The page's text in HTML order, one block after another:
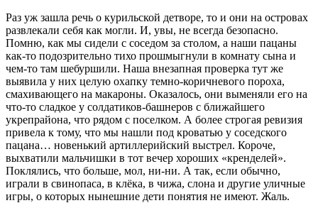
Раз уж зашла речь о курильской детворе, то и они на островах
развлекали себя как могли. И, увы, не всегда безопасно.
Помню, как мы сидели с соседом за столом, а наши пацаны
как-то подозрительно тихо прошмыгнули в комнату сына и
чем-то там шебуршили. Наша внезапная проверка тут же
выявила у них целую охапку темно-коричневого пороха,
смахивающего на макароны. Оказалось, они выменяли его на
что-то сладкое у солдатиков-башнеров с ближайшего
укрепрайона, что рядом с поселком. А более строгая ревизия
привела к тому, что мы нашли под кроватью у соседского
пацана… новенький артиллерийский выстрел. Короче,
выхватили мальчишки в тот вечер хороших «кренделей».
Поклялись, что больше, мол, ни-ни. А так, если обычно,
играли в свинопаса, в клёка, в чижа, слона и другие уличные
игры, о которых нынешние дети понятия не имеют. Жаль.